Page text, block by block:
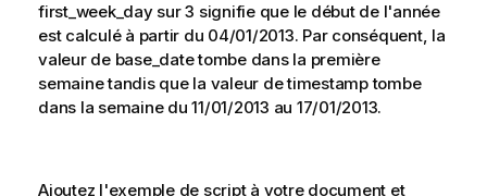
first_week_daysur3 signifie que le début de l'année
est calculé à partir du 04/01/2013. Par conséquent, la
valeur de base_datetombe dans la première
semaine tandis que la valeur detimestamptombe
dans la semaine du11/01/2013 au 17/01/2013.
Ajoutez l'exemple de script à votre document et